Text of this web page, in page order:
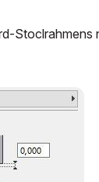
Stoclrahmens